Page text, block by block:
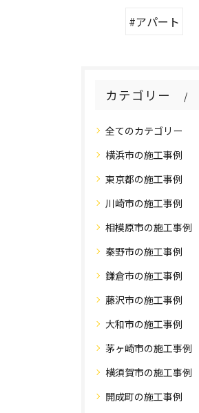
#アパート
カテゴリー
全てのカテゴリー
横浜市の施工事例
東京都の施工事例
川崎市の施工事例
相模原市の施工事例
秦野市の施工事例
鎌倉市の施工事例
藤沢市の施工事例
大和市の施工事例
茅ヶ崎市の施工事例
横須賀市の施工事例
開成町の施工事例